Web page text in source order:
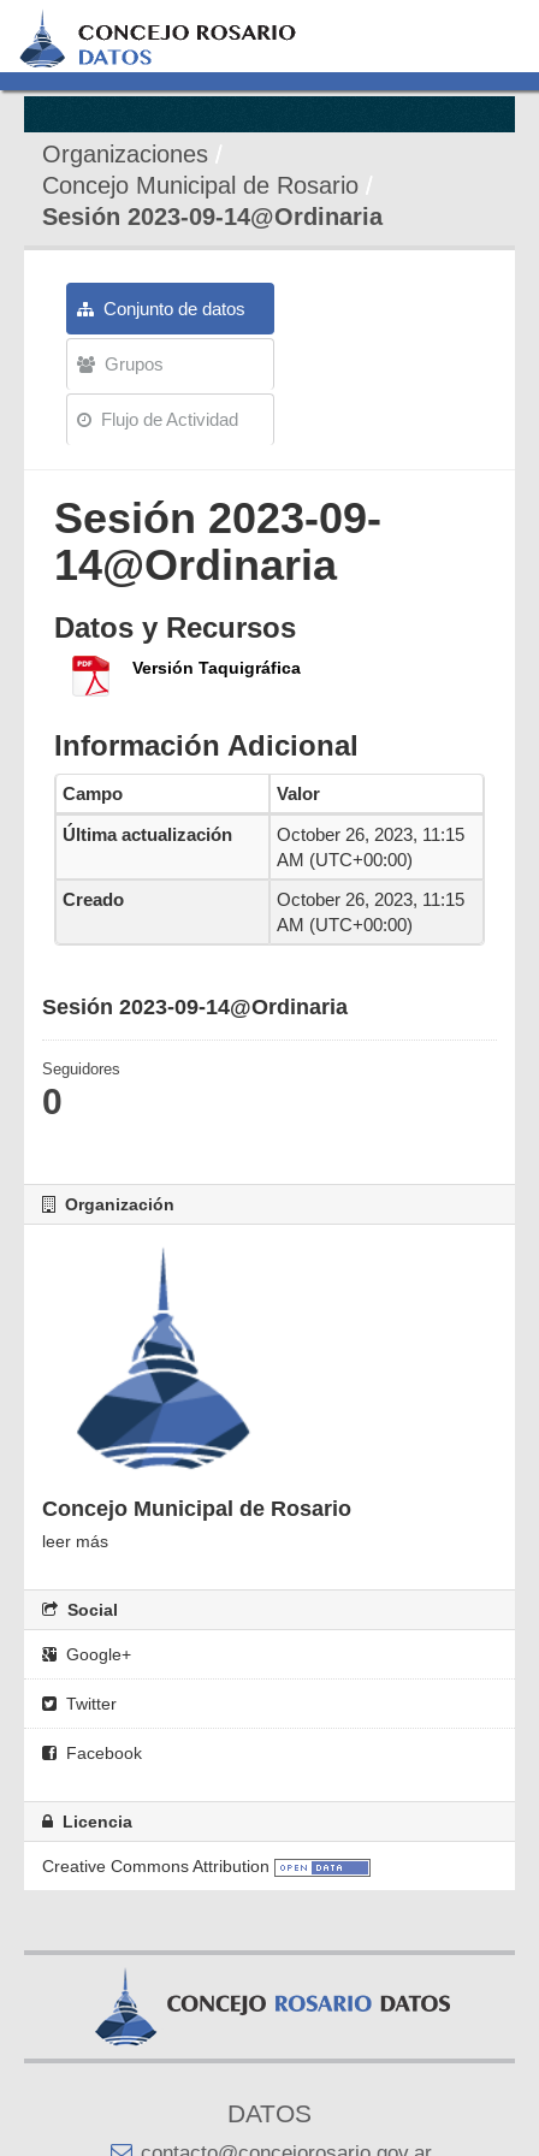
Organizaciones
Concejo Municipal de Rosario
Sesión 2023-09-14@Ordinaria
Conjunto de datos
Grupos
Flujo de Actividad
Sesión 2023-09-
14@Ordinaria
Datos y Recursos
Versión Taquigráfica
Información Adicional
Campo
Valor
Última actualización
October 26, 2023, 11:15
AM (UTC+00:00)
Creado
October 26, 2023, 11:15
AM (UTC+00:00)
Sesión 2023-09-14@Ordinaria
Seguidores
0
Organización
Concejo Municipal de Rosario
leer más
Social
Google+
Twitter
Facebook
Licencia
Creative Commons Attribution
DATOS